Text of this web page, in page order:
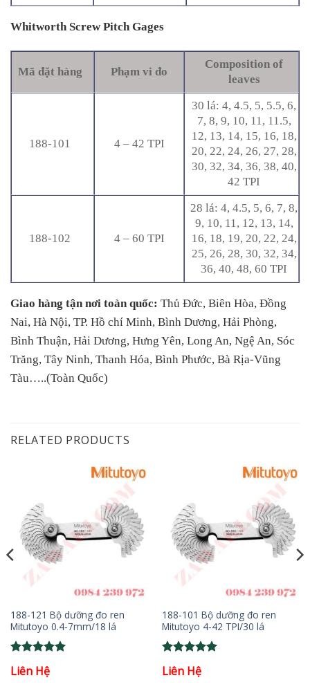
Whitworth Screw Pitch Gages
Mã đặt hàng Phạm vi đo
Composition of
leaves
188-101 4 – 42 TPI
30 lá: 4, 4.5, 5, 5.5, 6,
7, 8, 9, 10, 11, 11.5,
12, 13, 14, 15, 16, 18,
20, 22, 24, 26, 27, 28,
30, 32, 34, 36, 38, 40,
42 TPI
188-102 4 – 60 TPI
28 lá: 4, 4.5, 5, 6, 7, 8,
9, 10, 11, 12, 13, 14,
16, 18, 19, 20, 22, 24,
25, 26, 28, 30, 32, 34,
36, 40, 48, 60 TPI
Giao hàng tận nơi toàn quốc: Thủ Đức, Biên Hòa, Đồng
Nai, Hà Nội, TP. Hồ chí Minh, Bình Dương, Hải Phòng,
Bình Thuận, Hải Dương, Hưng Yên, Long An, Ngệ An, Sóc
Trăng, Tây Ninh, Thanh Hóa, Bình Phước, Bà Rịa-Vũng
Tàu…..(Toàn Quốc)
RELATED PRODUCTS
188-121 Bộ dưỡng đo ren
Mitutoyo 0.4-7mm/18 lá
out of 5
Liên Hệ
188-101 Bộ dưỡng đo ren
Mitutoyo 4-42 TPI/30 lá
out of 5
Liên Hệ